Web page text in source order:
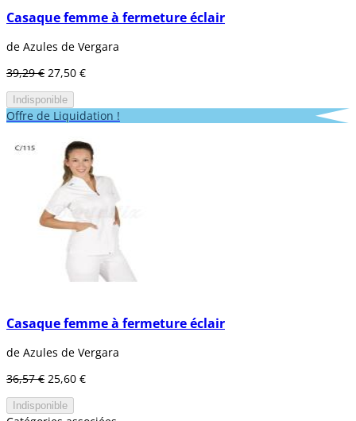
Casaque femme à fermeture éclair
de Azules de Vergara
39,29 € 27,50 €
Indisponible
Offre de Liquidation !
Casaque femme à fermeture éclair
de Azules de Vergara
36,57 € 25,60 €
Indisponible